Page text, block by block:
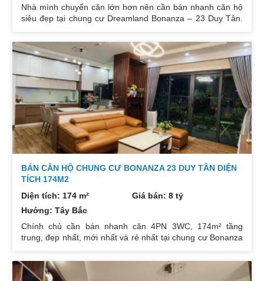
Nhà mình chuyển căn lớn hơn nên cần bán nhanh căn hộ
siêu đẹp tại chung cư Dreamland Bonanza – 23 Duy Tân.
hợp lý các phòng đều tràn ngập ánh sáng tự nhiên. Hướng
cửa Bắc. Ban công Tây. Tầng cao view bát ngát thoáng
mát. Nhà nguyên Bản CĐT. Giá bán: 5 tỷ có thương lượng
đẹp. Liên hệ : 0832133366
BÁN CĂN HỘ CHUNG CƯ BONANZA 23 DUY TÂN DIỆN
TÍCH 174M2
Diện tích: 174 m²
Giá bán: 8 tỷ
Hướng: Tây Bắc
Chính chủ cần bán nhanh căn 4PN 3WC, 174m² tầng
trung, đẹp nhất, mới nhất và rẻ nhất tại chung cư Bonanza
nên cần bán lại để đầu tư cái khác, cụ thể như sau:
Hướng: TB, ban công Đông Nam. Thiết kế: 4 ngủ 3WC DT: